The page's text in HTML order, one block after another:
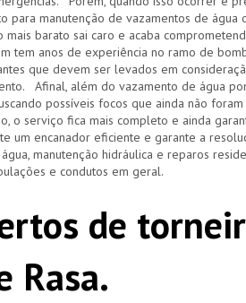
para manutenção de vazamentos de
mais barato sai caro e acaba
tem anos de experiência no ramo de
que devem ser levados em
Afinal, além do vazamento de água
possíveis focos que ainda não
o serviço fica mais completo e ainda
um encanador eficiente e garante a
manutenção hidráulica e reparos
e condutos em geral.
de
Rasa.